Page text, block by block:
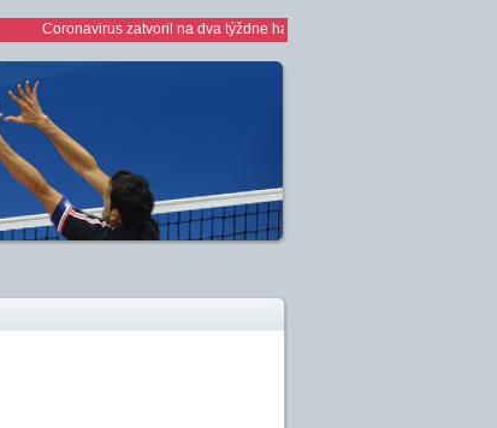
Coronavirus zatvoril na dva týždne haly *** 1/2 finále play off žien ***